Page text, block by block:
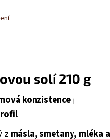
solí 210 g
konzistence
z másla, smetany, mléka a